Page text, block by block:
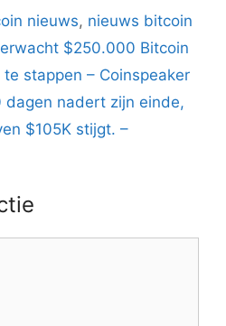
nieuws, nieuws bitcoin
$250.000 Bitcoin
stappen – Coinspeaker
dagen nadert zijn einde,
$105K stijgt. –